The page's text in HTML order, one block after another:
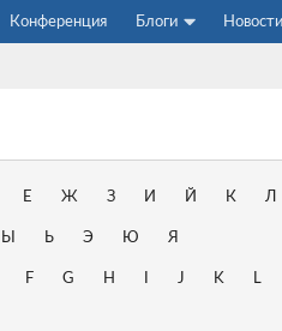
Конференция Блоги Новости
Е Ж З И Й К Л
Ы Ь Э Ю Я
F G H J K L